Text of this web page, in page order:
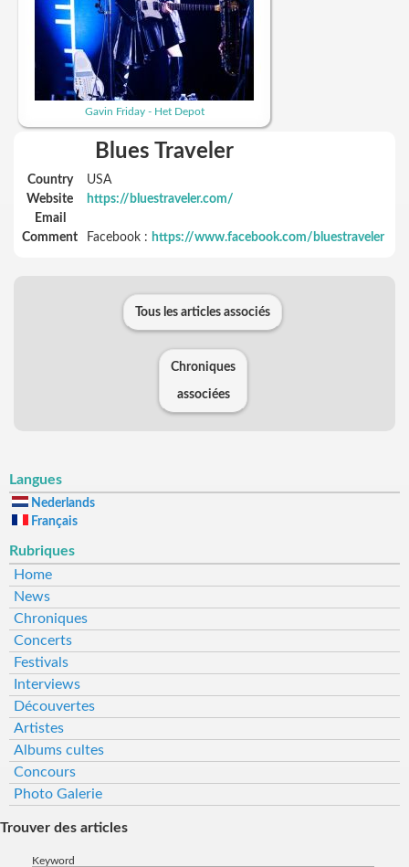
Gavin Friday - Het Depot
Blues Traveler
Country
USA
Website
https://bluestraveler.com/
Email
Comment
Facebook : https://www.facebook.com/bluestraveler
Tous les articles associés
Chroniques
associées
Langues
Nederlands
Français
Rubriques
Home
News
Chroniques
Concerts
Festivals
Interviews
Découvertes
Artistes
Albums cultes
Concours
Photo Galerie
Trouver des articles
Keyword